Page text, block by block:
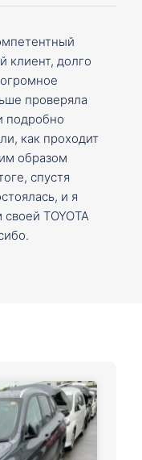
клиент, долго
проверяла
подробно
как проходит
образом
спустя
и я
TOYOTA